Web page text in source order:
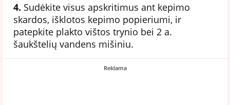
4. Sudėkite visus apskritimus ant kepimo
skardos, išklotos kepimo popieriumi, ir
patepkite plakto vištos trynio bei 2 a.
šaukštelių vandens mišiniu.
Reklama